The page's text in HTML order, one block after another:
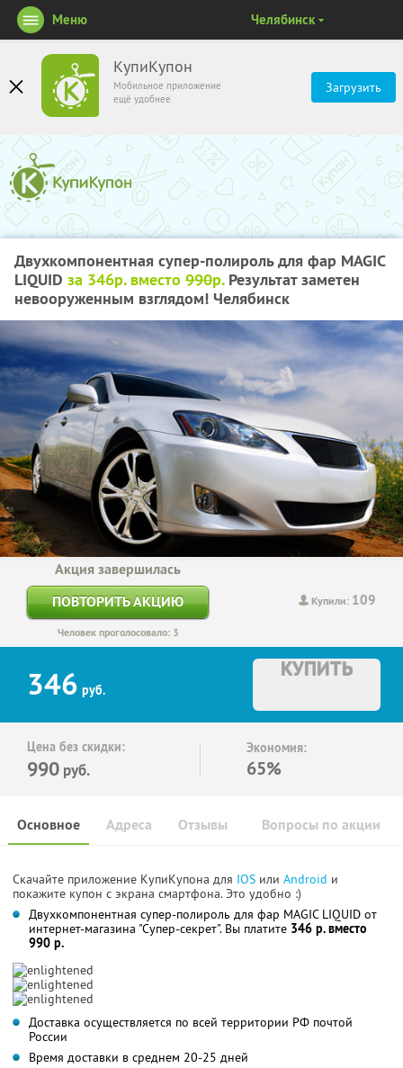
КупиКупон
Мобильное приложение
ещё удобнее
Загрузить
Меню Челябинск
Двухкомпонентная супер-полироль для фар MAGIC
LIQUID за 346р. вместо 990р.Результат заметен
невооруженным взглядом! Челябинск
Купили: 109
Акция завершилась
ПОВТОРИТЬ АКЦИЮ
Человек проголосовало: 3
346 руб.
КУПИТЬ
Цена без скидки:
990 руб.
Экономия:
65%
Основное Отзывы Вопросы по акции
Адреса
Скачайте приложение КупиКупона для IOS или Android и
покажите купон с экрана смартфона. Это удобно :)
Двухкомпонентная супер-полироль для фар MAGIC LIQUID от
интернет-магазина "Супер-секрет". Вы платите 346 р. вместо
990 р.
Доставка осуществляется по всей территории РФ почтой
России
Время доставки в среднем 20-25 дней